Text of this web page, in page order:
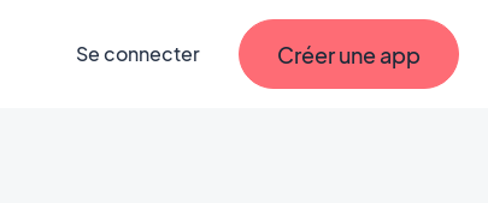
Se connecter Créer une app